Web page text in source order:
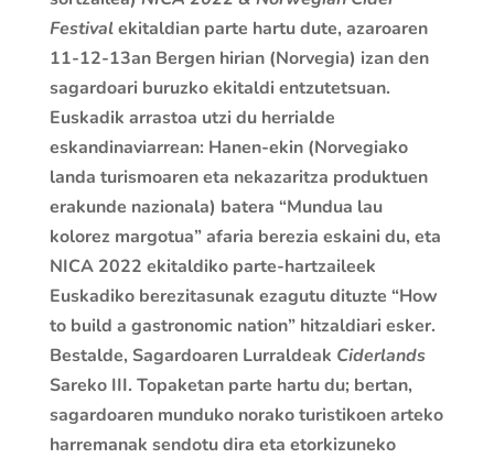
Festivalekitaldian parte hartu dute, azaroaren
11-12-13an Bergen hirian (Norvegia) izan den
sagardoari buruzko ekitaldi entzutetsuan.
Euskadik arrastoa utzi du herrialde
eskandinaviarrean: Hanen-ekin (Norvegiako
landa turismoaren eta nekazaritza produktuen
erakunde nazionala) batera “Mundua lau
kolorez margotua” afaria berezia eskaini du, eta
NICA 2022 ekitaldiko parte-hartzaileek
Euskadiko berezitasunak ezagutu dituzte “How
to build a gastronomic nation” hitzaldiari esker.
Bestalde, Sagardoaren Lurraldeak Ciderlands
Sareko III. Topaketan parte hartu du; bertan,
sagardoaren munduko norako turistikoen arteko
harremanak sendotu dira eta etorkizuneko